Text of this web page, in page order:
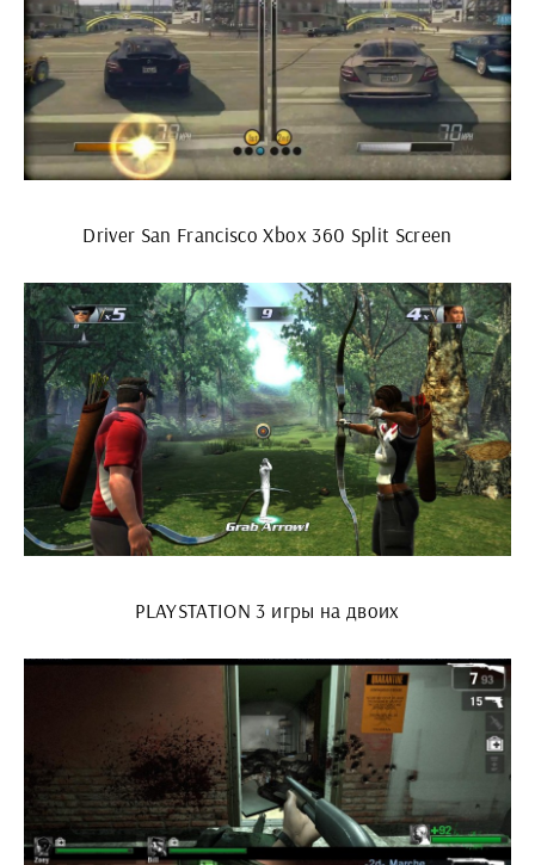
Driver San Francisco Xbox 360 Split Screen
PLAYSTATION 3 игры на двоих